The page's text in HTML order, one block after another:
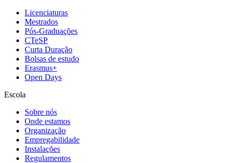
Licenciaturas
Mestrados
Pós-Graduações
CTeSP
Curta Duração
Bolsas de estudo
Erasmus+
Open Days
Escola
Sobre nós
Onde estamos
Organização
Empregabilidade
Instalações
Regulamentos